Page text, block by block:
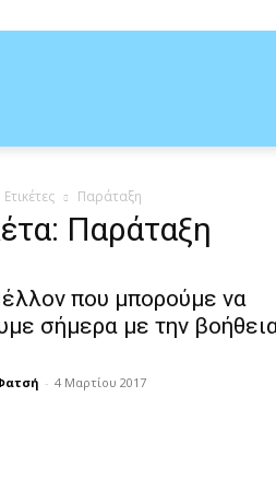
Ετικέτες Παράταξη
Παράταξη
που μπορούμε να
σήμερα με την
- 4 Μαρτίου 2017